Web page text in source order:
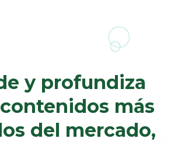
y profundiza
más
del mercado,